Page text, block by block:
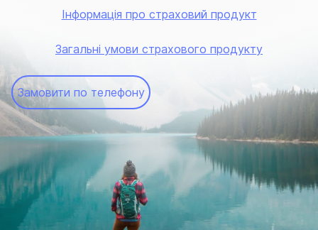
Інформація про страховий продукт
Загальні умови страхового продукту
Замовити по телефону